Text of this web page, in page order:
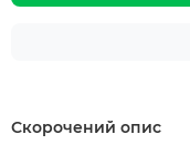
Скорочений опис